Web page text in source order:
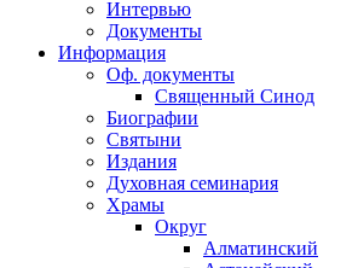
Интервью
Документы
Информация
Оф. документы
Священный Синод
Биографии
Святыни
Издания
Духовная семинария
Храмы
Округ
Алматинский